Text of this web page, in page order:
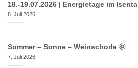
18.-19.07.2026 | Energietage im Isental
8. Juli 2026
Sommer – Sonne – Weinschorle 🌞
7. Juli 2026